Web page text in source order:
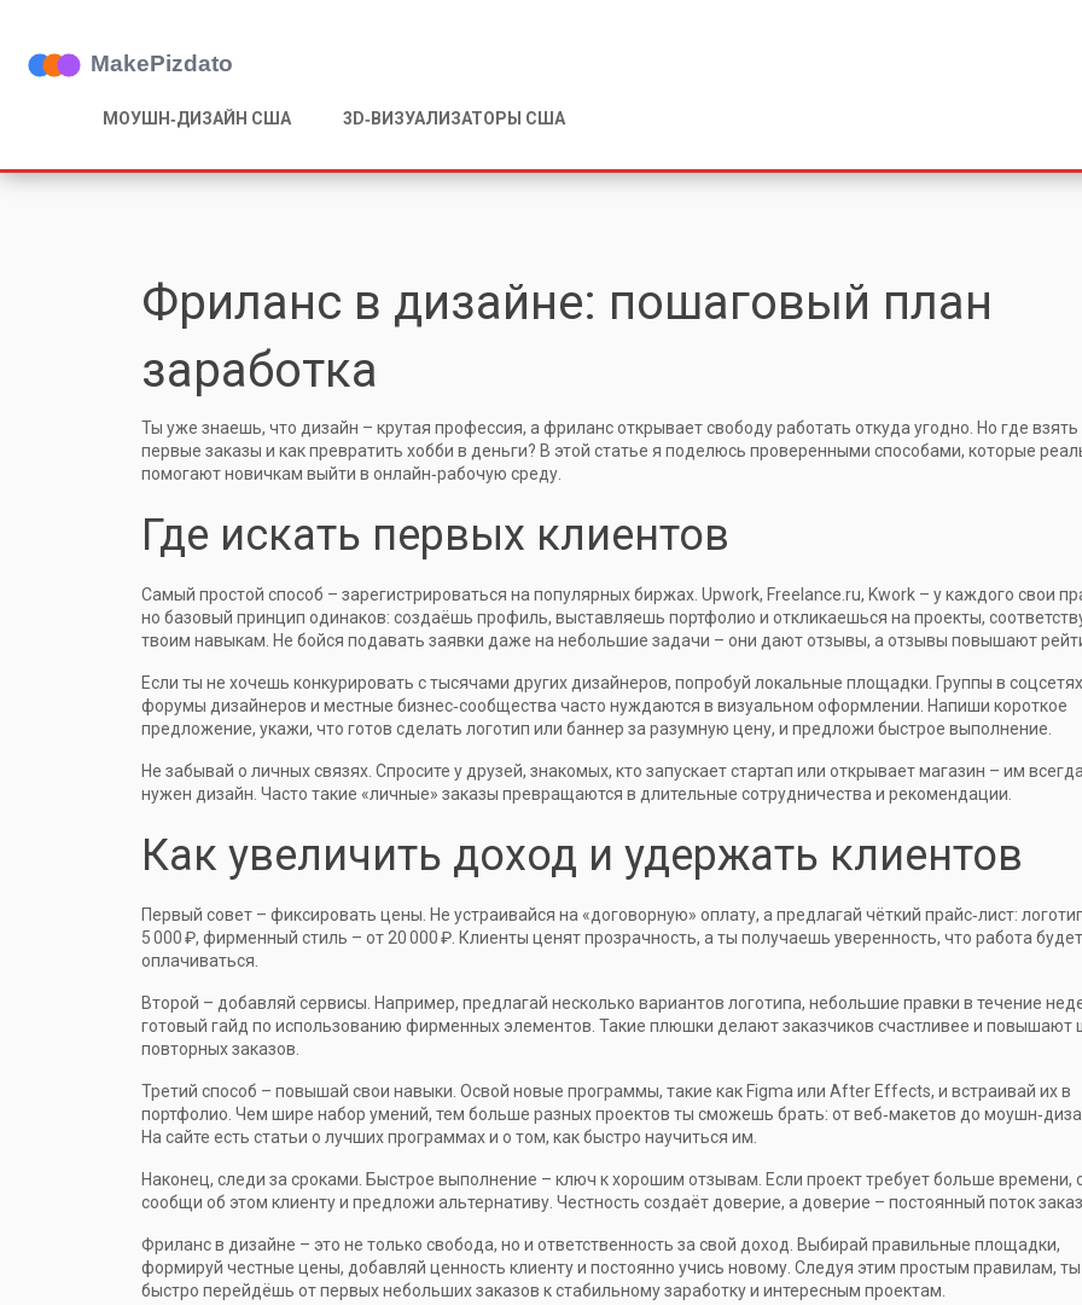
МОУШН‑ДИЗАЙН США 3D‑ВИЗУАЛИЗАТОРЫ США
Фриланс в дизайне: пошаговый план
заработка
Ты уже знаешь, что дизайн – крутая профессия, а фриланс открывает свободу работать откуда угодно. Но где взять
первые заказы и как превратить хобби в деньги? В этой статье я поделюсь проверенными способами, которые
помогают новичкам выйти в онлайн‑рабочую среду.
Где искать первых клиентов
Самый простой способ – зарегистрироваться на популярных биржах. Upwork, Freelance.ru, Kwork – у каждого свои
но базовый принцип одинаков: создаёшь профиль, выставляешь портфолио и откликаешься на проекты,
твоим навыкам. Не бойся подавать заявки даже на небольшие задачи – они дают отзывы, а отзывы повышают
Если ты не хочешь конкурировать с тысячами других дизайнеров, попробуй локальные площадки. Группы в
форумы дизайнеров и местные бизнес‑сообщества часто нуждаются в визуальном оформлении. Напиши короткое
предложение, укажи, что готов сделать логотип или баннер за разумную цену, и предложи быстрое выполнение.
Не забывай о личных связях. Спросите у друзей, знакомых, кто запускает стартап или открывает магазин – им
нужен дизайн. Часто такие «личные» заказы превращаются в длительные сотрудничества и рекомендации.
Как увеличить доход и удержать клиентов
Первый совет – фиксировать цены. Не устраивайся на «договорную» оплату, а предлагай чёткий прайс‑лист:
5 000 ₽, фирменный стиль – от 20 000 ₽. Клиенты ценят прозрачность, а ты получаешь уверенность, что работа будет
оплачиваться.
Второй – добавляй сервисы. Например, предлагай несколько вариантов логотипа, небольшие правки в течение
готовый гайд по использованию фирменных элементов. Такие плюшки делают заказчиков счастливее и повышают
повторных заказов.
Третий способ – повышай свои навыки. Освой новые программы, такие как Figma или After Effects, и встраивай их в
портфолио. Чем шире набор умений, тем больше разных проектов ты сможешь брать: от веб‑макетов до
На сайте есть статьи о лучших программах и о том, как быстро научиться им.
Наконец, следи за сроками. Быстрое выполнение – ключ к хорошим отзывам. Если проект требует больше времени,
сообщи об этом клиенту и предложи альтернативу. Честность создаёт доверие, а доверие – постоянный поток
Фриланс в дизайне – это не только свобода, но и ответственность за свой доход. Выбирай правильные площадки,
формируй честные цены, добавляй ценность клиенту и постоянно учись новому. Следуя этим простым правилам, ты
быстро перейдёшь от первых небольших заказов к стабильному заработку и интересным проектам.